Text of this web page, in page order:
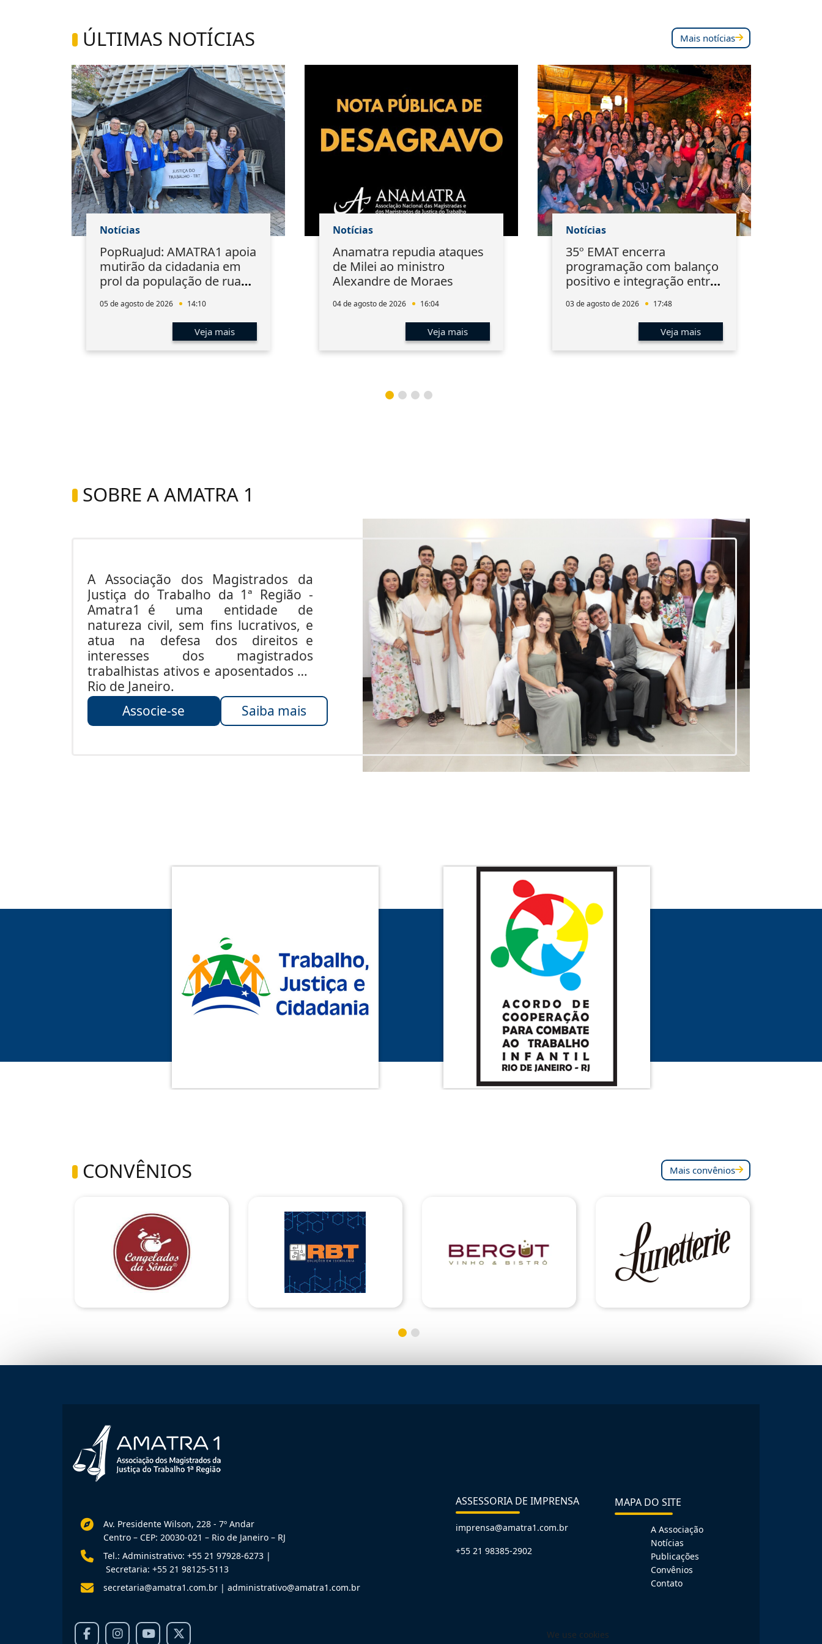
Mais notícias
ÚLTIMAS NOTÍCIAS
Notícias
PopRuaJud: AMATRA1 apoia
mutirão da cidadania em
prol da população de rua
05 de agosto de 2026 14:10
Veja mais
Notícias
Anamatra repudia ataques
de Milei ao ministro
Alexandre de Moraes
04 de agosto de 2026 16:04
Veja mais
Notícias
35º EMAT encerra
programação com balanço
positivo e integração entre
03 de agosto de 2026 17:48
Veja mais
SOBRE A AMATRA 1
A Associação dos Magistrados da
Justiça do Trabalho da 1ª Região -
Amatra1 é uma entidade de
natureza civil, sem fins lucrativos, e
atua na defesa dos direitos e
interesses dos magistrados
trabalhistas ativos e aposentados do
Rio de Janeiro.
Associe-se
Saiba mais
CONVÊNIOS Mais convênios
Av. Presidente Wilson, 228 - 7º Andar
Centro – CEP: 20030-021 – Rio de Janeiro – RJ
Tel.: Administrativo: +55 21 97928-6273 |
Secretaria: +55 21 98125-5113
secretaria@amatra1.com.br | administrativo@amatra1.com.br
ASSESSORIA DE IMPRENSA
imprensa@amatra1.com.br
+55 21 98385-2902
MAPA DO SITE
A Associação
Notícias
Publicações
Convênios
Contato
We use cookies